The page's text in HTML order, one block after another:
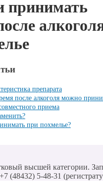
принимать
препарата
после алкоголя можно
приема
при похмелье?
высшей категории.
(48432) 5-48-31